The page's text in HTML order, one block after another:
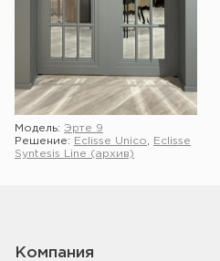
Модель: Эрте 9
Решение:
Eclisse Unico
Eclisse
Syntesis Line (архив)
Компания